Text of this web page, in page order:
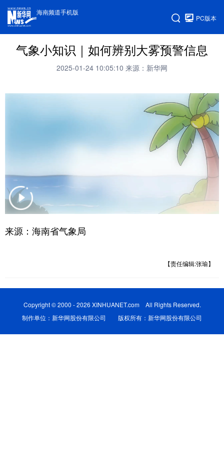
海南频道手机版
PC版本
气象小知识｜如何辨别大雾预警信息
2025-01-24 10:05:10 来源：新华网
来源：海南省气象局
【责任编辑:张瑜】
Copyright © 2000 - 2026 XINHUANET.com All Rights Reserved.
制作单位：新华网股份有限公司 版权所有：新华网股份有限公司